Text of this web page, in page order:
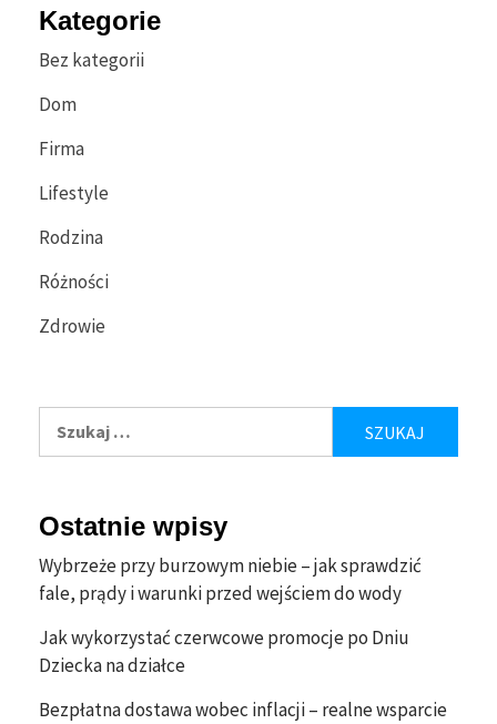
Kategorie
Bez kategorii
Dom
Firma
Lifestyle
Rodzina
Różności
Zdrowie
Ostatnie wpisy
Wybrzeże przy burzowym niebie – jak sprawdzić
fale, prądy i warunki przed wejściem do wody
Jak wykorzystać czerwcowe promocje po Dniu
Dziecka na działce
Bezpłatna dostawa wobec inflacji – realne wsparcie